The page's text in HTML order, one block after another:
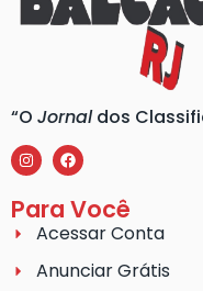
“O Jornaldos
Para Você
Acessar Conta
Anunciar Grátis